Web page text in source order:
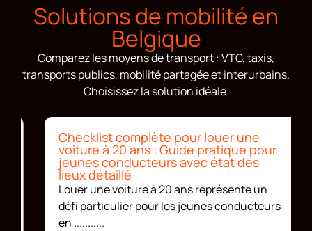
Solutions de mobilité en
Belgique
Comparez les moyens de transport : VTC, taxis,
transports publics, mobilité partagée et interurbains.
Choisissez la solution idéale.
Checklist complète pour louer une
voiture à 20 ans : Guide pratique pour
jeunes conducteurs avec état des
lieux détaillé
Louer une voiture à 20 ans représente un
défi particulier pour les jeunes conducteurs
en ...........